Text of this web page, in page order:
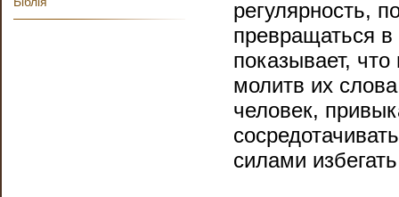
регулярность,
превращаться
показывает,
молитв их
человек,
силами